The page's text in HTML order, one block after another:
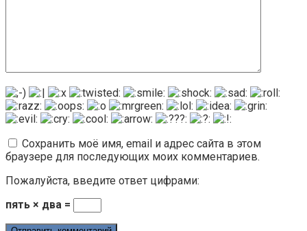
Сохранить моё имя, email и адрес сайта в этом
браузере для последующих моих комментариев.
Пожалуйста, введите ответ цифрами:
пять × два =